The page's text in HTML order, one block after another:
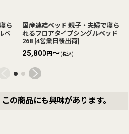
ら
ベ
国産連結ベッド 親子・夫婦で寝ら
れるフロアタイプシングルベッド
268 [4営業日後出荷]
25,800円～(税込)
の商品にも興味があります。